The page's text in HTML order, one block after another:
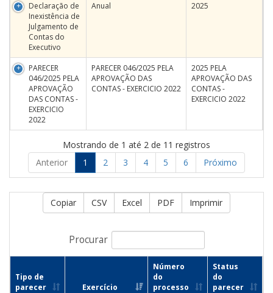
Declaração de
Inexistência de
Julgamento de
Contas do
Executivo
Anual 2025
PARECER
046/2025 PELA
APROVAÇÃO
DAS CONTAS -
EXERCICIO
2022
PARECER 046/2025 PELA
APROVAÇÃO DAS
CONTAS - EXERCICIO 2022
2025 PELA
APROVAÇÃO DAS
CONTAS -
EXERCICIO 2022
Mostrando de 1 até 2 de 11 registros
Anterior
1 2 3 4 5 6 Próximo
Copiar CSV Excel PDF Imprimir
Procurar
Tipo de
parecer
Exercício
Número
do
processo
Status
do
parecer